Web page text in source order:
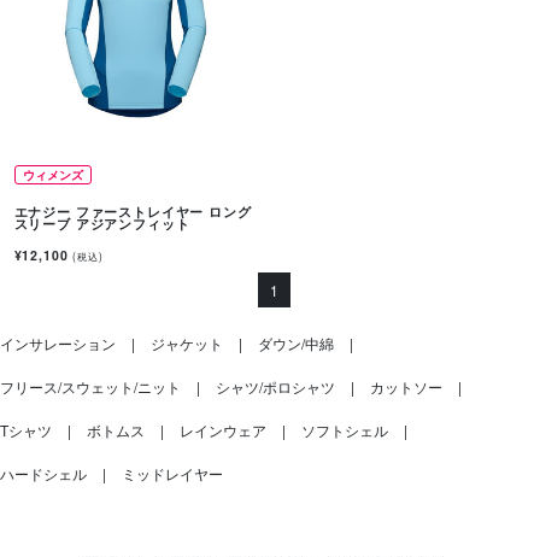
ウィメンズ
エナジー ファーストレイヤー ロング
スリーブ アジアンフィット
¥12,100(税込)
1
インサレーション ジャケット ダウン/中綿
フリース/スウェット/ニット シャツ/ポロシャツ カットソー
Tシャツ ボトムス レインウェア ソフトシェル
ハードシェル ミッドレイヤー